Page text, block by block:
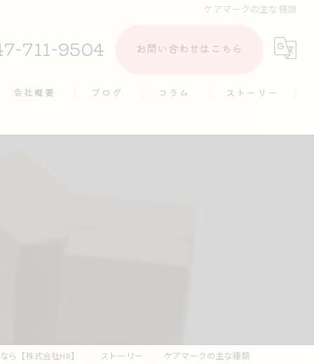
ケアマークの主な種類
711-9504 お問い合わせはこちら
会社概要 ブログ コラム ストーリー
ら【株式会社HR】 ストーリー ケアマークの主な種類